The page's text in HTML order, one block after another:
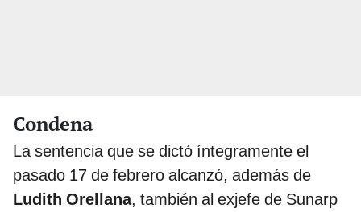
Condena
La sentencia que se dictó íntegramente el
pasado 17 de febrero alcanzó, además de
Ludith Orellana, también al exjefe de Sunarp